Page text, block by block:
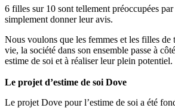
6 filles sur 10 sont tellement préoccupées
simplement donner leur avis.
Nous voulons que les femmes et les filles de
vie, la société dans son ensemble passe à
estime de soi et à réaliser leur plein potentiel.
Le projet d’estime de soi Dove
Le projet Dove pour l’estime de soi a été